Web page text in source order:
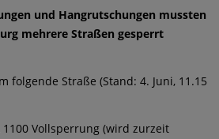
und Hangrutschungen mussten
mehrere Straßen gesperrt
folgende Straße (Stand: 4. Juni, 11.15
1100 Vollsperrung (wird zurzeit